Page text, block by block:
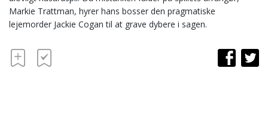
Markie Trattman, hyrer hans bosser den pragmatiske
lejemorder Jackie Cogan til at grave dybere i sagen.